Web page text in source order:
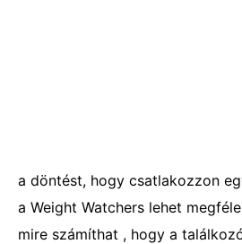
a döntést, hogy csatlakozzon
a Weight Watchers lehet
mire számíthat , hogy a